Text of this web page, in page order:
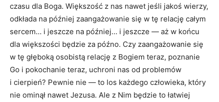
czasu dla Boga. Większość z nas nawet jeśli jakoś wierzy,
odkłada na później zaangażowanie się w tę relację całym
sercem… i jeszcze na później… i jeszcze — aż w końcu
dla większości będzie za późno. Czy zaangażowanie się
w tę głęboką osobistą relację z Bogiem teraz, poznanie
Go i pokochanie teraz, uchroni nas od problemów
i cierpień? Pewnie nie — to los każdego człowieka, który
nie ominął nawet Jezusa. Ale z Nim będzie to łatwiej